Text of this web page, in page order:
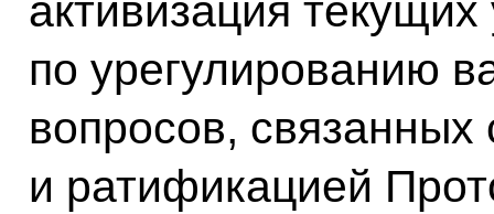
активизация текущих
по урегулированию
вопросов,
и ратификацией